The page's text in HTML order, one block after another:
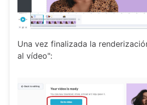
Una vez finalizada la
al vídeo":